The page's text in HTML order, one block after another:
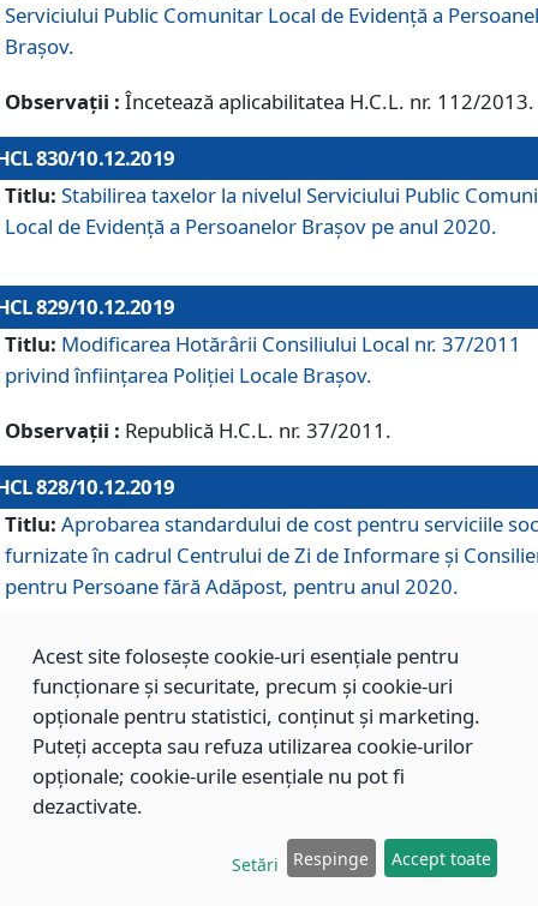
Serviciului Public Comunitar Local de Evidență a
Brașov.
Observații : Încetează aplicabilitatea H.C.L. nr. 112/2013.
830/10.12.2019
Titlu: Stabilirea taxelor la nivelul Serviciului Public
Local de Evidenţă a Persoanelor Braşov pe anul 2020.
829/10.12.2019
Titlu: Modificarea Hotărârii Consiliului Local nr. 37/2011
privind înființarea Poliției Locale Brașov.
Observații : Republică H.C.L. nr. 37/2011.
828/10.12.2019
Titlu: Aprobarea standardului de cost pentru serviciile
furnizate în cadrul Centrului de Zi de Informare și
pentru Persoane fără Adăpost, pentru anul 2020.
827/10.12.2019
Aprobarea standardului de cost pentru serviciile
furnizate în cadrul Centrului Rezidențial pentru Persoane
Adăpost, pentru anul 2020.
Aprobarea standardului de cost pentru serviciile
Acest site folosește cookie-uri esențiale pentru
funcționare și securitate, precum și cookie-uri
opționale pentru statistici, conținut și marketing.
Puteți accepta sau refuza utilizarea cookie-urilor
opționale; cookie-urile esențiale nu pot fi
dezactivate.
Setări Respinge Accept toate